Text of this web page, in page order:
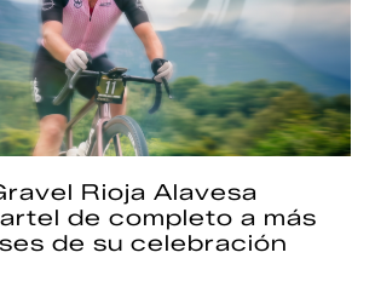
Rioja Alavesa
de completo a más
de su celebración